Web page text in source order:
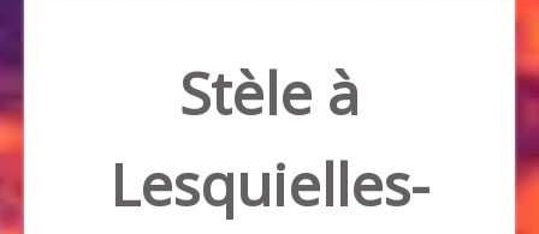
Stèle à
Lesquielles-